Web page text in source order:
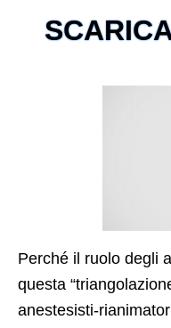
Perché il ruolo degli
questa
anestesisti-